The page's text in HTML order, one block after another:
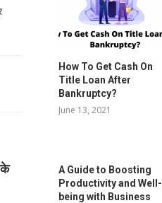
के
How To Get Cash On
Title Loan After
Bankruptcy?
June 13, 2021
A Guide to Boosting
Productivity and Well-
being with Business